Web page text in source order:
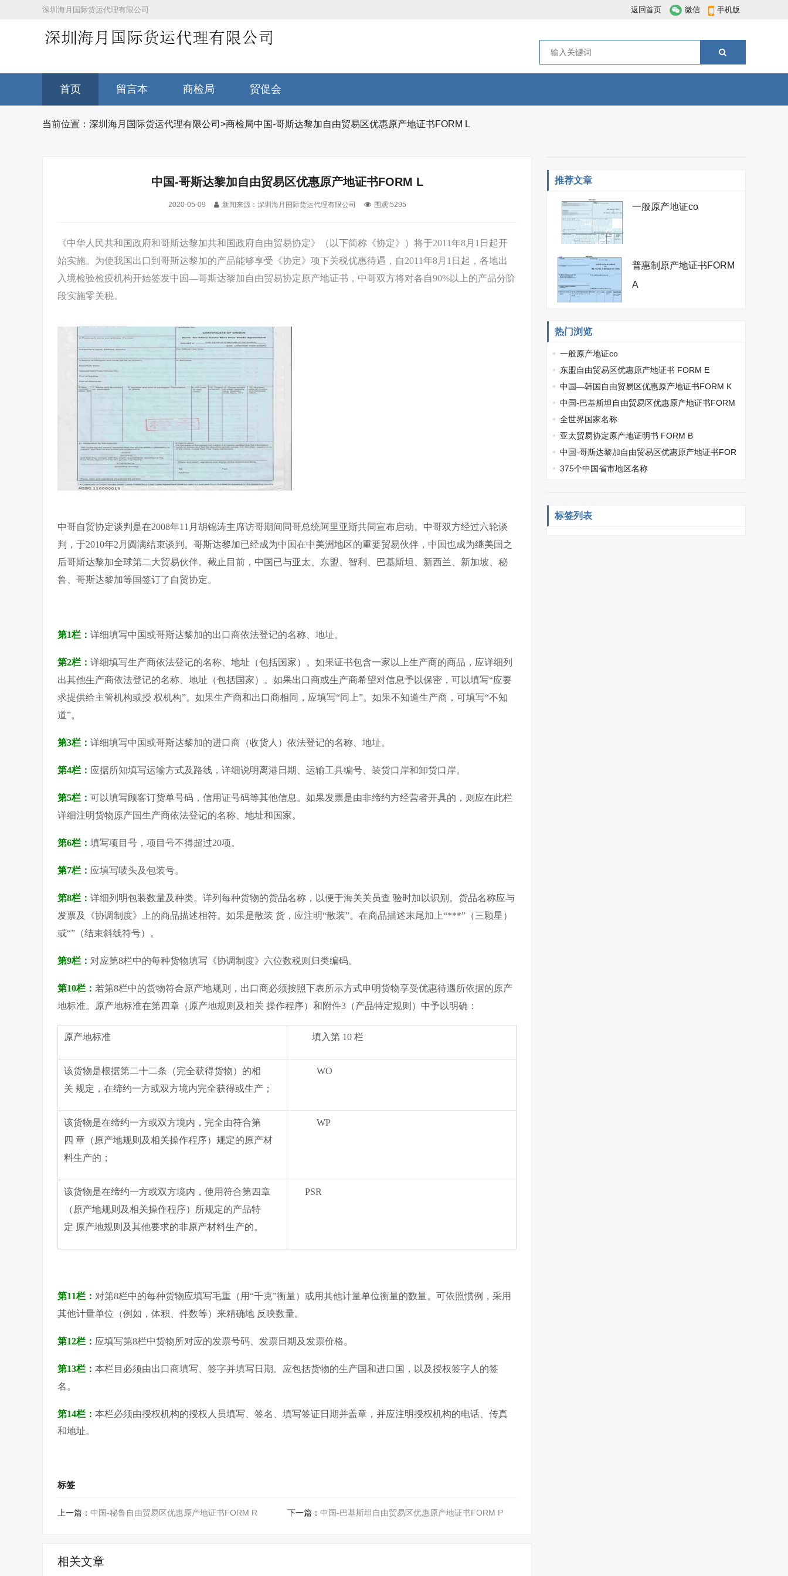
深圳海月国际货运代理有限公司 返回首页 微信 手机版
首页 留言本 商检局 贸促会
当前位置： 深圳海月国际货运代理有限公司 >商检局中国-哥斯达黎加自由贸易区优惠原产地证书FORM L
中国-哥斯达黎加自由贸易区优惠原产地证书FORM L
2020-05-09 新闻来源：深圳海月国际货运代理有限公司 围观:5295
《中华人民共和国政府和哥斯达黎加共和国政府自由贸易协定》（以下简称《协定》）将于2011年8月1日起开
始实施。为使我国出口到哥斯达黎加的产品能够享受《协定》项下关税优惠待遇，自2011年8月1日起，各地出
入境检验检疫机构开始签发中国—哥斯达黎加自由贸易协定原产地证书，中哥双方将对各自90%以上的产品分阶
段实施零关税。
中哥自贸协定谈判是在2008年11月胡锦涛主席访哥期间同哥总统阿里亚斯共同宣布启动。中哥双方经过六轮谈
判，于2010年2月圆满结束谈判。哥斯达黎加已经成为中国在中美洲地区的重要贸易伙伴，中国也成为继美国之
后哥斯达黎加全球第二大贸易伙伴。截止目前，中国已与亚太、东盟、智利、巴基斯坦、新西兰、新加坡、秘
鲁、哥斯达黎加等国签订了自贸协定。
第1栏： 详细填写中国或哥斯达黎加的出口商依法登记的名称、地址。
第2栏： 详细填写生产商依法登记的名称、地址（包括国家）。如果证书包含一家以上生产商的商品，应详细列
出其他生产商依法登记的名称、地址（包括国家）。如果出口商或生产商希望对信息予以保密，可以填写“应要
求提供给主管机构或授 权机构”。如果生产商和出口商相同，应填写“同上”。如果不知道生产商，可填写“不知
道”。
第3栏： 详细填写中国或哥斯达黎加的进口商（收货人）依法登记的名称、地址。
第4栏： 应据所知填写运输方式及路线，详细说明离港日期、运输工具编号、装货口岸和卸货口岸。
第5栏： 可以填写顾客订货单号码，信用证号码等其他信息。如果发票是由非缔约方经营者开具的，则应在此栏
详细注明货物原产国生产商依法登记的名称、地址和国家。
第6栏： 填写项目号，项目号不得超过20项。
第7栏： 应填写唛头及包装号。
第8栏： 详细列明包装数量及种类。详列每种货物的货品名称，以便于海关关员查 验时加以识别。货品名称应与
发票及《协调制度》上的商品描述相符。如果是散装 货，应注明“散装”。在商品描述末尾加上“***”（三颗星）
或“”（结束斜线符号）。
第9栏： 对应第8栏中的每种货物填写《协调制度》六位数税则归类编码。
第10栏： 若第8栏中的货物符合原产地规则，出口商必须按照下表所示方式申明货物享受优惠待遇所依据的原产
地标准。原产地标准在第四章（原产地规则及相关 操作程序）和附件3（产品特定规则）中予以明确：
原产地标准 填入第 10 栏
该货物是根据第二十二条（完全获得货物）的相
关 规定，在缔约一方或双方境内完全获得或生产；
WO
该货物是在缔约一方或双方境内，完全由符合第
四 章（原产地规则及相关操作程序）规定的原产材
料生产的；
WP
该货物是在缔约一方或双方境内，使用符合第四章
（原产地规则及相关操作程序）所规定的产品特
定 原产地规则及其他要求的非原产材料生产的。
PSR
第11栏： 对第8栏中的每种货物应填写毛重（用“千克”衡量）或用其他计量单位衡量的数量。可依照惯例，采用
其他计量单位（例如，体积、件数等）来精确地 反映数量。
第12栏： 应填写第8栏中货物所对应的发票号码、发票日期及发票价格。
第13栏： 本栏目必须由出口商填写、签字并填写日期。应包括货物的生产国和进口国，以及授权签字人的签
名。
第14栏： 本栏必须由授权机构的授权人员填写、签名、填写签证日期并盖章，并应注明授权机构的电话、传真
和地址。
标签
上一篇： 中国-秘鲁自由贸易区优惠原产地证书FORM R 下一篇： 中国-巴基斯坦自由贸易区优惠原产地证书FORM P
相关文章
推荐文章
一般原产地证co
普惠制原产地证书FORM
A
热门浏览
一般原产地证co
东盟自由贸易区优惠原产地证书 FORM E
中国—韩国自由贸易区优惠原产地证书FORM K
中国-巴基斯坦自由贸易区优惠原产地证书FORM
P 全世界国家名称
亚太贸易协定原产地证明书 FORM B
中国-哥斯达黎加自由贸易区优惠原产地证书FOR
M L375个中国省市地区名称
标签列表